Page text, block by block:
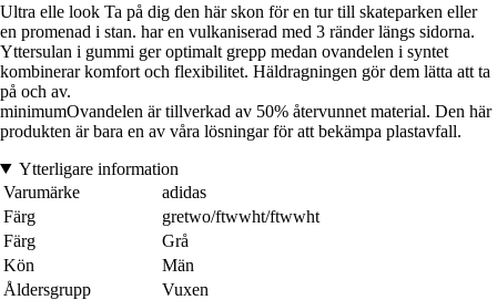
Ultra elle look Ta på dig den här skon för en tur till skateparken eller
en promenad i stan. har en vulkaniserad med 3 ränder längs sidorna.
Yttersulan i gummi ger optimalt grepp medan ovandelen i syntet
kombinerar komfort och flexibilitet. Häldragningen gör dem lätta att ta
på och av.
minimumOvandelen är tillverkad av 50% återvunnet material. Den här
produkten är bara en av våra lösningar för att bekämpa plastavfall.
Ytterligare information
Varumärke
adidas
Färg
gretwo/ftwwht/ftwwht
Färg
Grå
Kön
Män
Åldersgrupp
Vuxen